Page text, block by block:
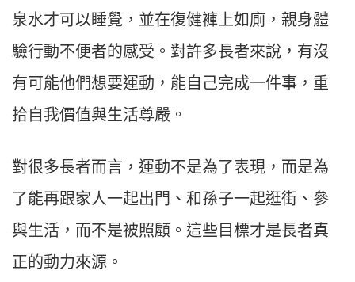
泉水才可以睡覺，並在復健褲上如廁，親身體
驗行動不便者的感受。對許多長者來說，有沒
有可能他們想要運動，能自己完成一件事，重
拾自我價值與生活尊嚴。
對很多長者而言，運動不是為了表現，而是為
了能再跟家人一起出門、和孫子一起逛街、參
與生活，而不是被照顧。這些目標才是長者真
正的動力來源。